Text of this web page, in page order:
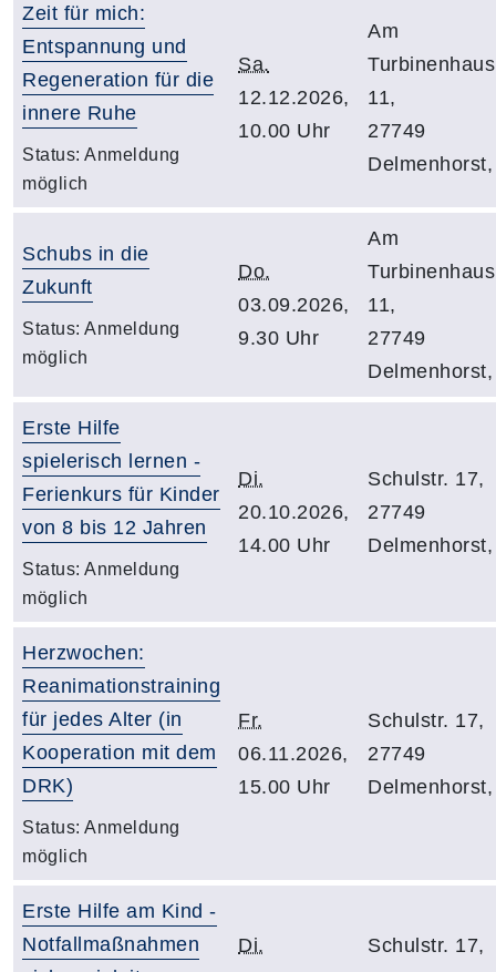
Zeit für mich:
Entspannung und
Regeneration für die
innere Ruhe
Status: Anmeldung
möglich
Sa.
12.12.2026,
10.00 Uhr
Am
Turbinenhaus
11,
27749
Delmenhorst,
Schubs in die
Zukunft
Status: Anmeldung
möglich
Do.
03.09.2026,
9.30 Uhr
Am
Turbinenhaus
11,
27749
Delmenhorst,
Erste Hilfe
spielerisch lernen -
Ferienkurs für Kinder
von 8 bis 12 Jahren
Status: Anmeldung
möglich
Di.
20.10.2026,
14.00 Uhr
Schulstr. 17,
27749
Delmenhorst,
Herzwochen:
Reanimationstraining
für jedes Alter (in
Kooperation mit dem
DRK)
Status: Anmeldung
möglich
Fr.
06.11.2026,
15.00 Uhr
Schulstr. 17,
27749
Delmenhorst,
Erste Hilfe am Kind -
Notfallmaßnahmen
Di.
Schulstr. 17,